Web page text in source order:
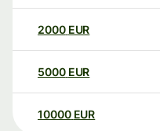
2000 EUR
5000 EUR
10000 EUR